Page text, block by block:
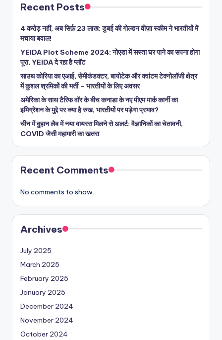
Recent Posts
4 करोड़ नहीं, अब सिर्फ़ 23 लाख: डुबई की गोल्डन वीज़ा स्कीम ने भारतीयों में
मचाया बवाल!
YEIDA Plot Scheme 2024: नोएडा में सस्ता घर पाने का सपना होगा
पूरा, YEIDA दे रहा है प्लॉट
साउथ कोरिया का एआई, सेमीकंडक्टर, बायोटेक और क्वांटम टेक्नोलॉजी क्षेत्र
में कुशल श्रमिकों की भर्ती – भारतीयों के लिए अवसर
अमेरिका के साथ टैरिफ वॉर के बीच कनाडा के नए पीएम मार्क कार्नी का
इमिग्रेशन के मुद्दे पर क्या है रुख, भारतीयों पर पड़ेगा प्रभाव?
चीन में वुहान लैब में नया वायरस मिलने से अलर्ट: वैज्ञानिकों का चेतावनी,
COVID जैसी महामारी का खतरा
Recent Comments
No comments to show.
Archives
July 2025
March 2025
February 2025
January 2025
December 2024
November 2024
October 2024